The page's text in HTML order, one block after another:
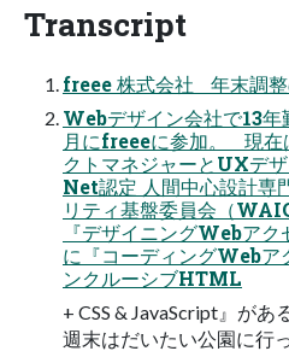
Transcript
freee 株式会社 年末調
Webデザイン会社で13
月にfreeeに参加。 現在
クトマネジャーとUX
Net認定 人間中心設計
リティ基盤委員会（
『デザイニングWebア
に『コーディングWeb
ンクルーシブHTML
+ CSS & JavaScript』が
週末はだいたい公園に行